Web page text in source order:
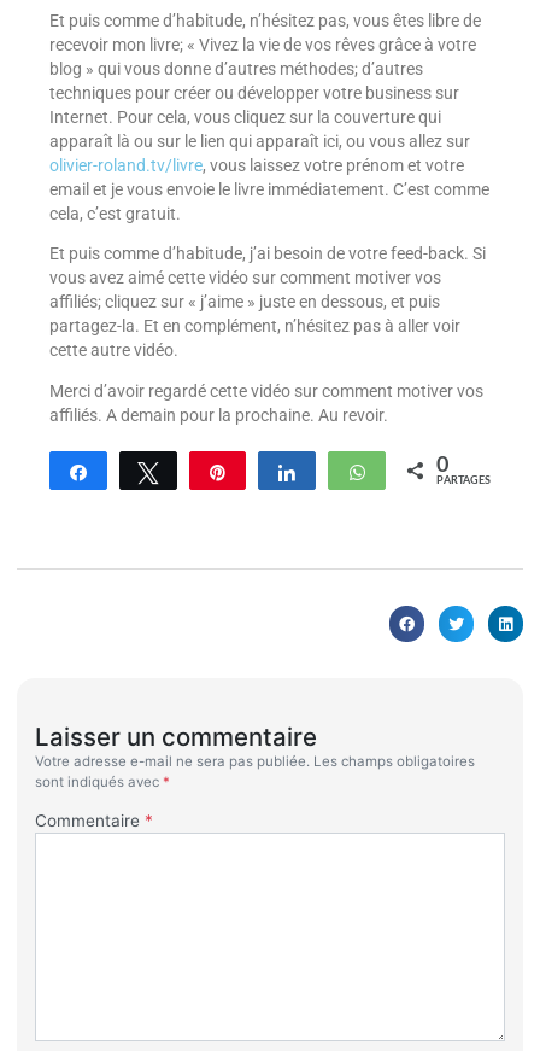
Et puis comme d’habitude, n’hésitez pas, vous êtes libre de
recevoir mon livre; « Vivez la vie de vos rêves grâce à votre
blog » qui vous donne d’autres méthodes; d’autres
techniques pour créer ou développer votre business sur
Internet. Pour cela, vous cliquez sur la couverture qui
apparaît là ou sur le lien qui apparaît ici, ou vous allez sur
olivier-roland.tv/livre, vous laissez votre prénom et votre
email et je vous envoie le livre immédiatement. C’est comme
cela, c’est gratuit.
Et puis comme d’habitude, j’ai besoin de votre feed-back. Si
vous avez aimé cette vidéo sur comment motiver vos
affiliés; cliquez sur « j’aime » juste en dessous, et puis
partagez-la. Et en complément, n’hésitez pas à aller voir
cette autre vidéo.
Merci d’avoir regardé cette vidéo sur comment motiver vos
affiliés. A demain pour la prochaine. Au revoir.
Partagez Tweetez Enregistrer Partagez WhatsApp
0
PARTAGES
Laisser un commentaire
Votre adresse e-mail ne sera pas publiée. Les champs obligatoires
sont indiqués avec *
Commentaire *